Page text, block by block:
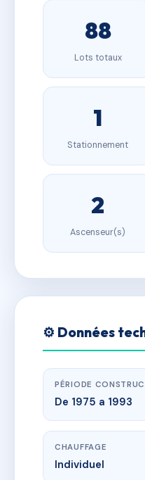
88
Lots totaux
1
Stationnement
2
Ascenseur(s)
⚙️ Données
PÉRIODE
De 1975 a 1993
CHAUFFAGE
Individuel